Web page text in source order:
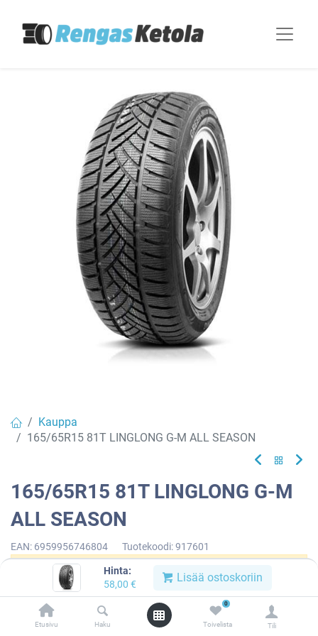
Hinta:
58,00 € Lisää ostoskoriin
Etusivu Haku
0
Toivelista Tili
Kauppa
165/65R15 81T LINGLONG G-M ALL SEASON
165/65R15 81T LINGLONG G-M
ALL SEASON
EAN: 6959956746804 Tuotekoodi:917601
Tällä tuotteella ei ole kelvollista yhdistelmää.
LINGLONG